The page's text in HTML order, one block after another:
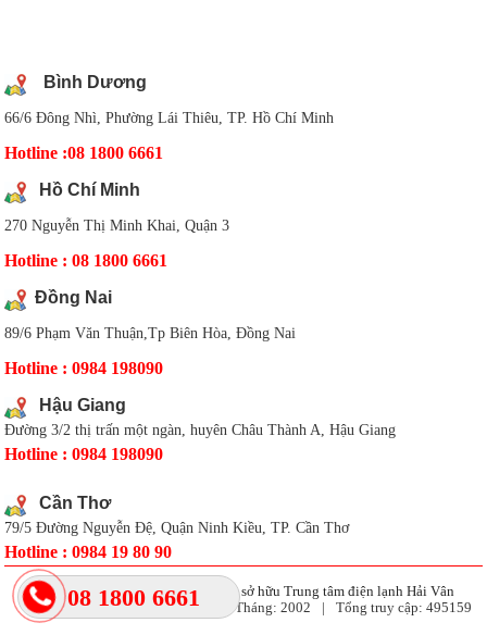
Bình Dương
66/6 Đông Nhì, Phường Lái Thiêu, TP. Hồ Chí Minh
Hotline :08 1800 6661
Hồ Chí Minh
270 Nguyễn Thị Minh Khai, Quận 3
Hotline : 08 1800 6661
Đồng Nai
89/6 Phạm Văn Thuận,Tp Biên Hòa, Đồng Nai
Hotline : 0984 198090
Hậu Giang
Đường 3/2 thị trấn một ngàn, huyên Châu Thành A, Hậu Giang
Hotline : 0984 198090
Cần Thơ
79/5 Đường Nguyễn Đệ, Quận Ninh Kiều, TP. Cần Thơ
Hotline : 0984 19 80 90
Coppyright 2017 bản quyền thuộc sở hữu Trung tâm điện lạnh Hải Vân
Đang Online:2 | Tuần:1358 Tháng: 2002 | Tổng truy cập: 495159
08 1800 6661